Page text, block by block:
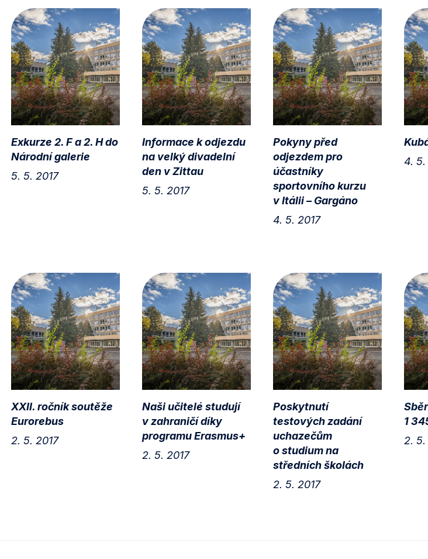
Exkurze 2. F a 2. H do
Národní galerie
5. 5. 2017
Informace k odjezdu
na velký divadelní
den v Zittau
5. 5. 2017
Pokyny před
odjezdem pro
účastníky
sportovního kurzu
v Itálii – Gargáno
4. 5. 2017
4. 5.
XXII. ročník soutěže
Eurorebus
2. 5. 2017
Naši učitelé studují
v zahraničí díky
programu Erasmus+
2. 5. 2017
Poskytnutí
testových zadání
uchazečům
o studium na
středních školách
2. 5. 2017
1
2. 5.